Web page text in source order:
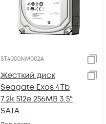
ST4000NM002A
Жесткий диск
Seagate Exos 4Tb
7.2k 512e 256MB 3.5"
SATA